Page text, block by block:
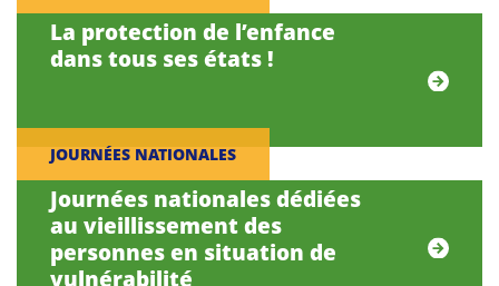
La protection de l’enfance
dans tous ses états !
JOURNÉES NATIONALES
Journées nationales dédiées
au vieillissement des
personnes en situation de
vulnérabilité